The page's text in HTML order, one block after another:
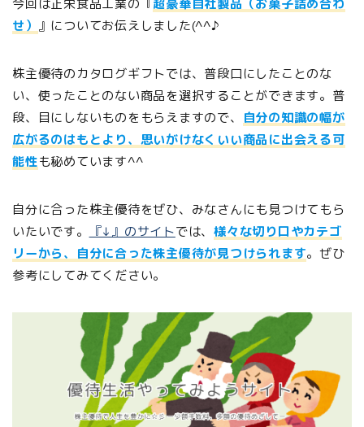
今回は正栄食品工業の『超豪華自社製品（お菓子詰め合わ
せ） 』についてお伝えしました(^^♪
株主優待のカタログギフトでは、普段口にしたことのな
い、使ったことのない商品を選択することができます。普
段、目にしないものをもらえますので、
自分の知識の幅が
広がるのはもとより、思いがけなくいい商品に出会える可
能性も秘めています^^
自分に合った株主優待をぜひ、みなさんにも見つけてもら
いたいです。
『↓』のサイトでは、様々な切り口やカテゴ
リーから、自分に合った株主優待が見つけられます。ぜひ
参考にしてみてください。